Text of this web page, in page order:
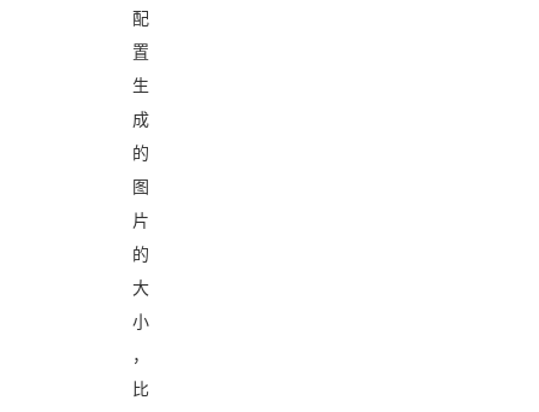
配
置
生
成
的
图
片
的
大
小
，
比